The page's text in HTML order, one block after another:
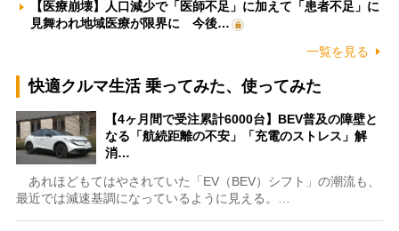
【医療崩壊】人口減少で「医師不足」に加えて「患者不足」に
見舞われ地域医療が限界に 今後…
一覧を見る
快適クルマ生活 乗ってみた、使ってみた
【4ヶ月間で受注累計6000台】BEV普及の障壁と
なる「航続距離の不安」「充電のストレス」解
消…
あれほどもてはやされていた「EV（BEV）シフト」の潮流も、
最近では減速基調になっているように見える。…